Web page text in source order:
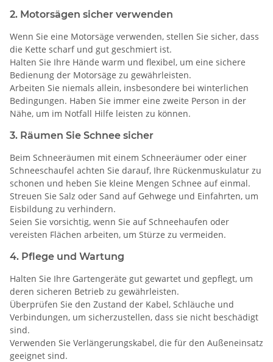
2. Motorsägen sicher verwenden
Wenn Sie eine Motorsäge verwenden, stellen Sie sicher, dass
die Kette scharf und gut geschmiert ist.
Halten Sie Ihre Hände warm und flexibel, um eine sichere
Bedienung der Motorsäge zu gewährleisten.
Arbeiten Sie niemals allein, insbesondere bei winterlichen
Bedingungen. Haben Sie immer eine zweite Person in der
Nähe, um im Notfall Hilfe leisten zu können.
3. Räumen Sie Schnee sicher
Beim Schneeräumen mit einem Schneeräumer oder einer
Schneeschaufel achten Sie darauf, Ihre Rückenmuskulatur zu
schonen und heben Sie kleine Mengen Schnee auf einmal.
Streuen Sie Salz oder Sand auf Gehwege und Einfahrten, um
Eisbildung zu verhindern.
Seien Sie vorsichtig, wenn Sie auf Schneehaufen oder
vereisten Flächen arbeiten, um Stürze zu vermeiden.
4. Pflege und Wartung
Halten Sie Ihre Gartengeräte gut gewartet und gepflegt, um
deren sicheren Betrieb zu gewährleisten.
Überprüfen Sie den Zustand der Kabel, Schläuche und
Verbindungen, um sicherzustellen, dass sie nicht beschädigt
sind.
Verwenden Sie Verlängerungskabel, die für den Außeneinsatz
geeignet sind.